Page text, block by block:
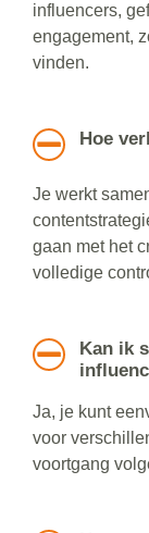
influencers,
engagement,
vinden.
Hoe
Je werkt
gaan met het
volledige
Kan ik
Ja, je kunt
voor
voortgang